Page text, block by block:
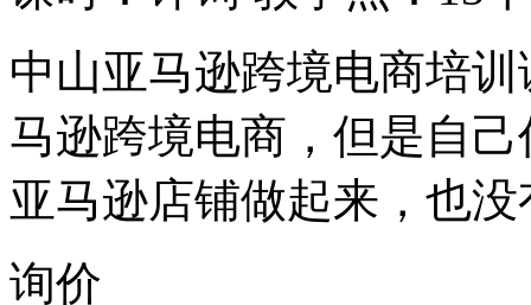
中山亚马逊跨境电商培
马逊跨境电商，但是自
亚马逊店铺做起来，也
询价